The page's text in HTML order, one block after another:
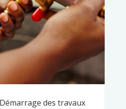
Démarrage des travaux